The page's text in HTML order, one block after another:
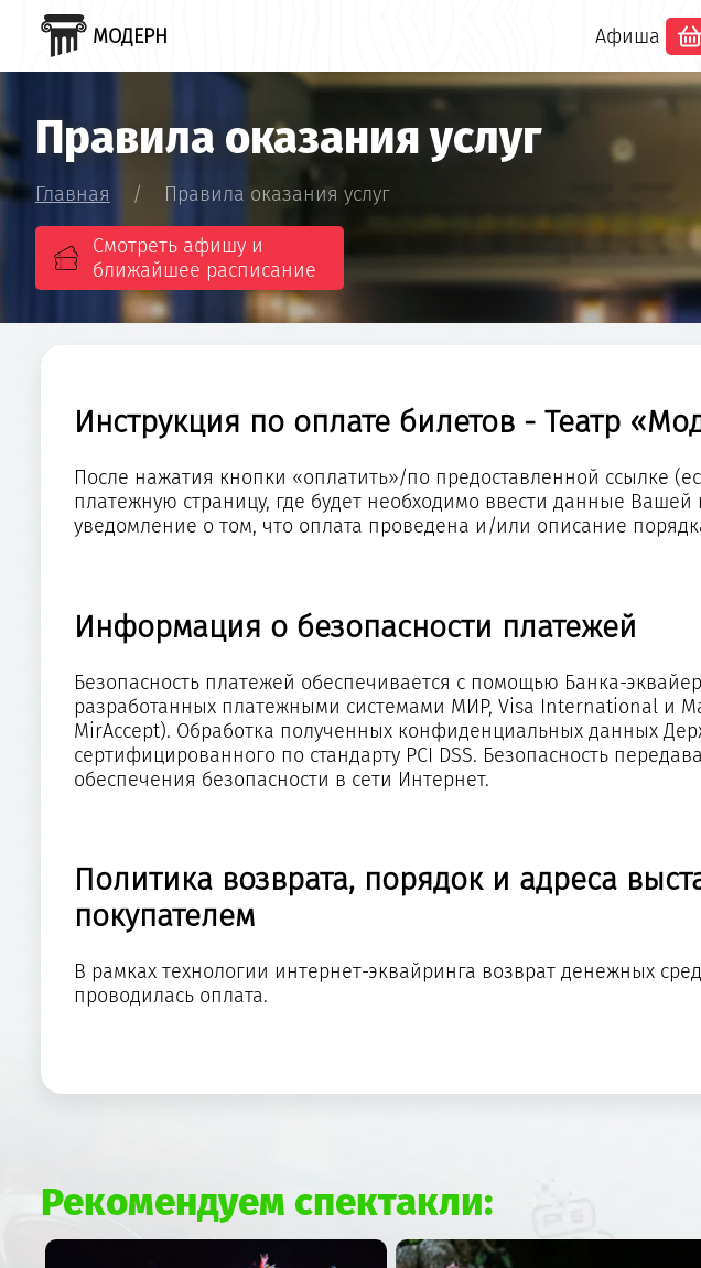
МОДЕРН Афиша
Правила оказания услуг
Главная / Правила оказания услуг
Смотреть афишу и
ближайшее расписание
Инструкция по оплате билетов - Театр
После нажатия кнопки «оплатить»/по предоставленной ссылке
платежную страницу, где будет необходимо ввести данные
уведомление о том, что оплата проведена и/или описание
Информация о безопасности платежей
Безопасность платежей обеспечивается с помощью Банка-
разработанных платежными системами МИР, Visa International и
MirAccept). Обработка полученных конфиденциальных данных
сертифицированного по стандарту PCI DSS. Безопасность
обеспечения безопасности в сети Интернет.
Политика возврата, порядок и адреса
покупателем
В рамках технологии интернет-эквайринга возврат денежных
проводилась оплата.
Рекомендуем спектакли: